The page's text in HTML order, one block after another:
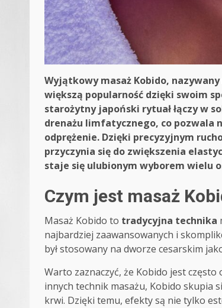
Wyjątkowy masaż Kobido,
większą popularność dzięki swoim
starożytny japoński rytuał łączy w
drenażu limfatycznego, co pozwala
odprężenie. Dzięki precyzyjnym
przyczynia się do zwiększenia
staje się ulubionym wyborem wielu
Czym jest masaż
Masaż Kobido to tradycyjna technika
najbardziej zaawansowanych i
był stosowany na dworze cesarskim
Warto zaznaczyć, że Kobido jest
innych technik masażu, Kobido skupia
krwi. Dzięki temu, efekty są nie tylko